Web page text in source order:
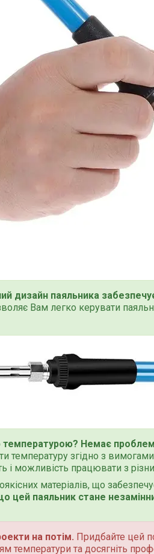
дизайн паяльника
Вам легко керувати
температурою? Немає
температуру згідно з
і можливість працювати з
матеріалів, що
цей паяльник стане
на потім. Придбайте цей
температури та досягніть